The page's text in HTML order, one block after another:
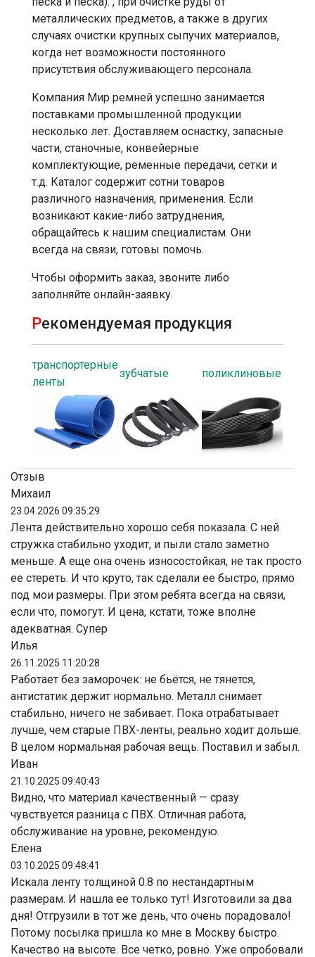
металлических предметов, а также в других
случаях очистки крупных сыпучих материалов,
когда нет возможности постоянного
присутствия обслуживающего персонала.
Компания Мир ремней успешно занимается
поставками промышленной продукции
несколько лет. Доставляем оснастку, запасные
части, станочные, конвейерные
комплектующие, ременные передачи, сетки и
т.д. Каталог содержит сотни товаров
различного назначения, применения. Если
возникают какие-либо затруднения,
обращайтесь к нашим специалистам. Они
всегда на связи, готовы помочь.
Чтобы оформить заказ, звоните либо
заполняйте онлайн-заявку.
Рекомендуемая продукция
транспортерные
ленты
зубчатые поликлиновые
Отзыв
Михаил
23.04.2026 09:35:29
Лента действительно хорошо себя показала. С ней
стружка стабильно уходит, и пыли стало заметно
меньше. А еще она очень износостойкая, не так просто
ее стереть. И что круто, так сделали ее быстро, прямо
под мои размеры. При этом ребята всегда на связи,
если что, помогут. И цена, кстати, тоже вполне
адекватная. Супер
Илья
26.11.2025 11:20:28
Работает без заморочек: не бьётся, не тянется,
антистатик держит нормально. Металл снимает
стабильно, ничего не забивает. Пока отрабатывает
лучше, чем старые ПВХ-ленты, реально ходит дольше.
В целом нормальная рабочая вещь. Поставил и забыл.
Иван
21.10.2025 09:40:43
Видно, что материал качественный — сразу
чувствуется разница с ПВХ. Отличная работа,
обслуживание на уровне, рекомендую.
Елена
03.10.2025 09:48:41
Искала ленту толщиной 0.8 по нестандартным
размерам. И нашла ее только тут! Изготовили за два
дня! Отгрузили в тот же день, что очень порадовало!
Потому посылка пришла ко мне в Москву быстро.
Качество на высоте. Все четко, ровно. Уже опробовали